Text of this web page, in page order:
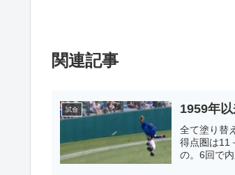
関連記事
試合 1959年
全て塗り替
得点圏は11
の。6回で